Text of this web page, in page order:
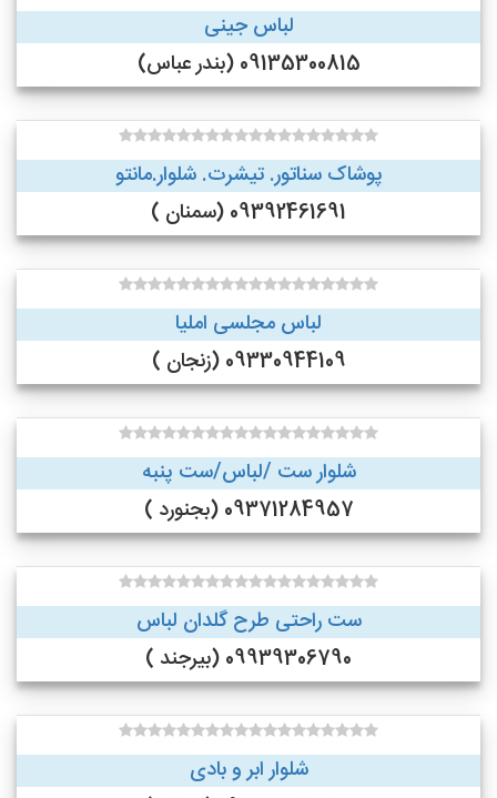
لباس جینی
09135300815 (بندر عباس)
پوشاک سناتور. تیشرت. شلوار.مانتو
09392461691 (سمنان )
لباس مجلسی املیا
09330944109 (زنجان )
شلوار ست /لباس/ست پنبه
09371284957 (بجنورد )
ست راحتی طرح گلدان لباس
09939306790 (بیرجند )
شلوار ابر و بادی